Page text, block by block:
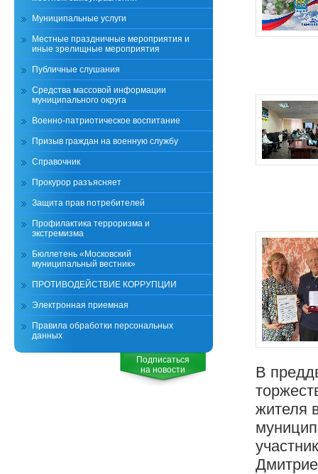
В
жителя
Муниципальные услуги
Местные праздничные мероприятия и
иные зрелищные мероприятия
Публичные слушания
Средства массовой информации
муниципального округа
Военно-патриотическое воспитание
Призыв граждан на военную службу
Справочник
Прокурор разъясняет
Защита прав потребителей
Профилактика терроризма и
экстремизма
Бюллетень «Московский
муниципальный вестник»
ПРОТИВОДЕЙСТВИЕ КОРРУПЦИИ
Электронная приемная
Правила обработки персональных
данных
Подписаться
на новости